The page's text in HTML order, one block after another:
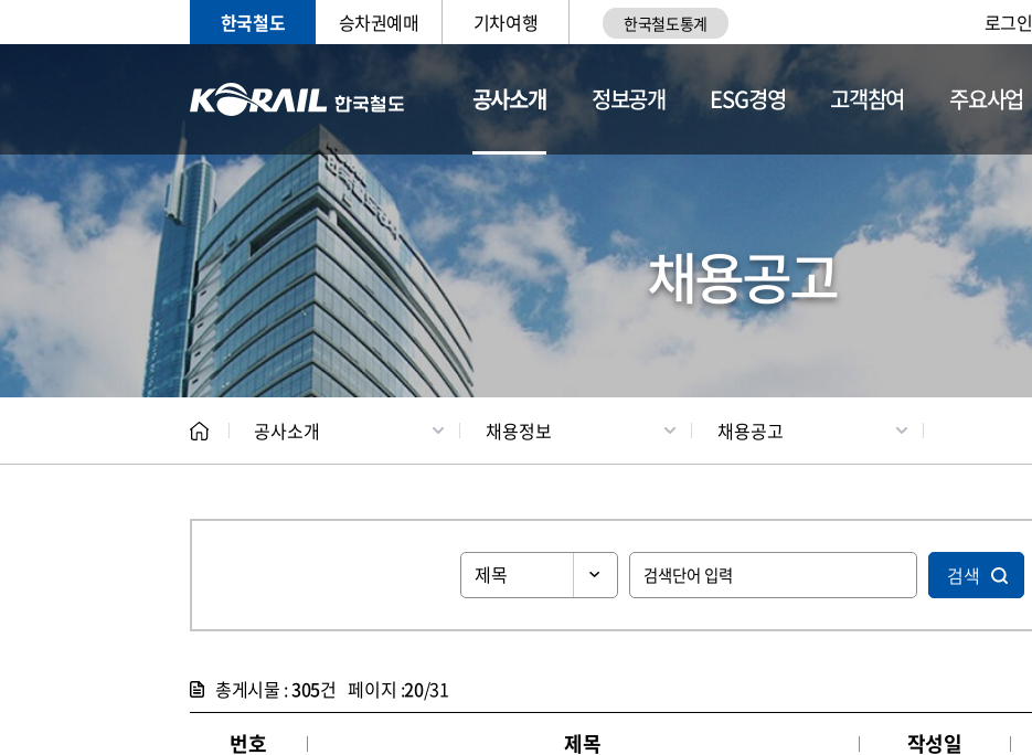
한국철도 승차권예매 기차여행 한국철도통계 로그인
공사소개
CEO 일반현황 채용정보
정보공개 ESG경영 고객참여 주요사업
채용공고
공사소개 채용정보 채용공고
검색
총게시물 :305건 페이지 :20/31
번호 제목 작성일